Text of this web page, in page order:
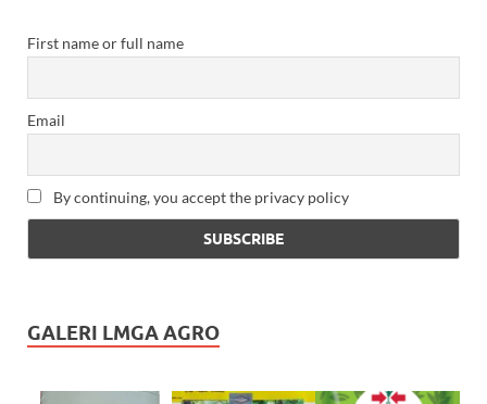
First name or full name
Email
By continuing, you accept the privacy policy
GALERI LMGA AGRO